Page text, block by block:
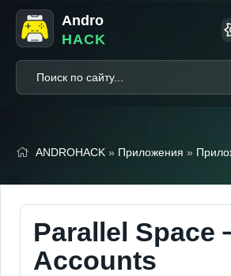
Andro
HACK
ANDROHACK » Приложения »
Parallel Space
Accounts